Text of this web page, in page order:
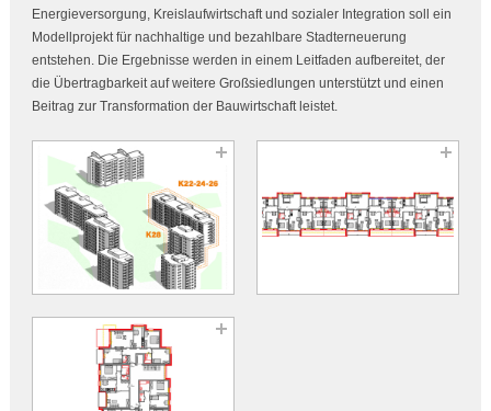
Energieversorgung, Kreislaufwirtschaft und sozialer Integration soll ein
Modellprojekt für nachhaltige und bezahlbare Stadterneuerung
entstehen. Die Ergebnisse werden in einem Leitfaden aufbereitet, der
die Übertragbarkeit auf weitere Großsiedlungen unterstützt und einen
Beitrag zur Transformation der Bauwirtschaft leistet.